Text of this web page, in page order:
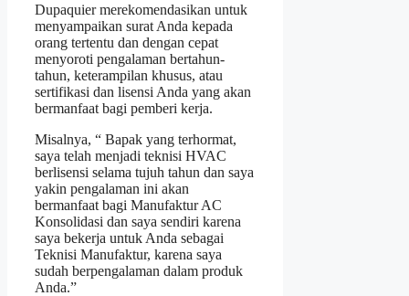
Dupaquier merekomendasikan untuk
menyampaikan surat Anda kepada
orang tertentu dan dengan cepat
menyoroti pengalaman bertahun-
tahun, keterampilan khusus, atau
sertifikasi dan lisensi Anda yang akan
bermanfaat bagi pemberi kerja.
Misalnya, “ Bapak yang terhormat,
saya telah menjadi teknisi HVAC
berlisensi selama tujuh tahun dan saya
yakin pengalaman ini akan
bermanfaat bagi Manufaktur AC
Konsolidasi dan saya sendiri karena
saya bekerja untuk Anda sebagai
Teknisi Manufaktur, karena saya
sudah berpengalaman dalam produk
Anda.”